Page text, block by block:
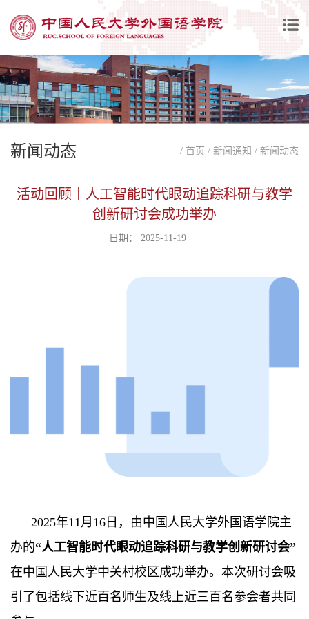
新闻动态 / 首页 / 新闻通知 / 新闻动态
活动回顾丨人工智能时代眼动追踪科研与教学
创新研讨会成功举办
日期： 2025-11-19
2025年11月16日，由中国人民大学外国语学院主
办的“人工智能时代眼动追踪科研与教学创新研讨会”
在中国人民大学中关村校区成功举办。本次研讨会吸
引了包括线下近百名师生及线上近三百名参会者共同